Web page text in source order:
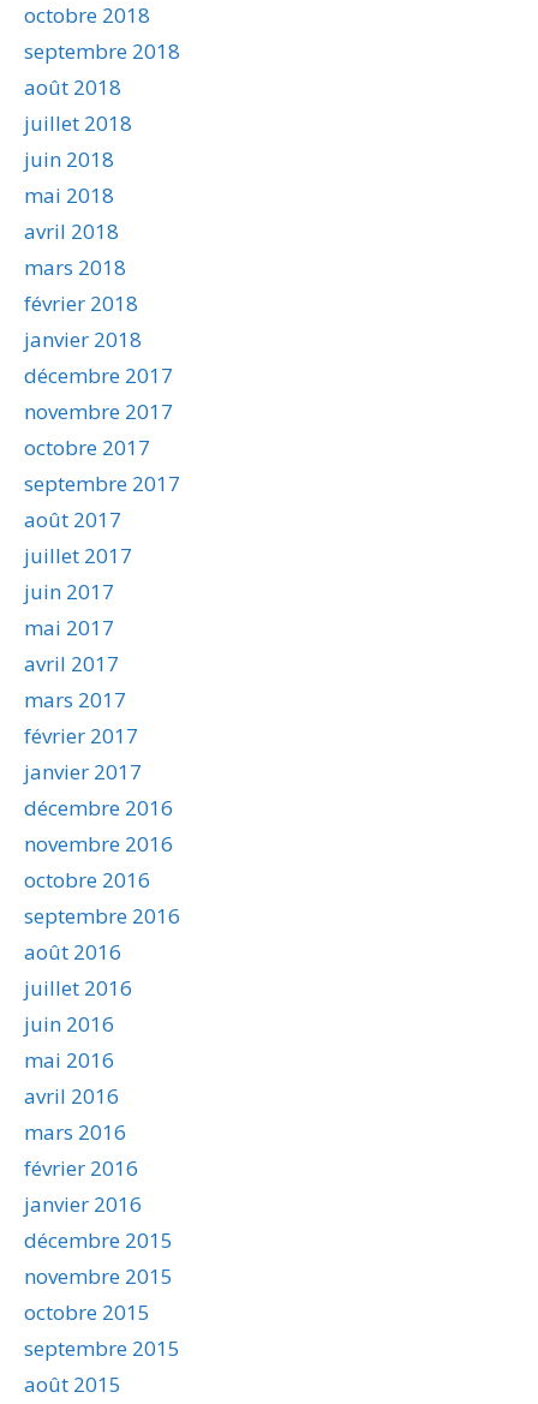
octobre 2018
septembre 2018
août 2018
juillet 2018
juin 2018
mai 2018
avril 2018
mars 2018
février 2018
janvier 2018
décembre 2017
novembre 2017
octobre 2017
septembre 2017
août 2017
juillet 2017
juin 2017
mai 2017
avril 2017
mars 2017
février 2017
janvier 2017
décembre 2016
novembre 2016
octobre 2016
septembre 2016
août 2016
juillet 2016
juin 2016
mai 2016
avril 2016
mars 2016
février 2016
janvier 2016
décembre 2015
novembre 2015
octobre 2015
septembre 2015
août 2015